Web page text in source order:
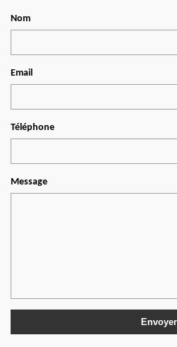
Nom
Email
Téléphone
Message